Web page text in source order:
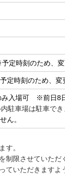
時刻のため、変
時刻のため、変
入場可 ※前日8
できません
ん。
す。
限させていただ
いただきますよ